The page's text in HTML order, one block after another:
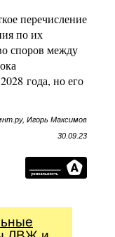
перечисление
по их
споров между
года, но его
Игорь Максимов
30.09.23